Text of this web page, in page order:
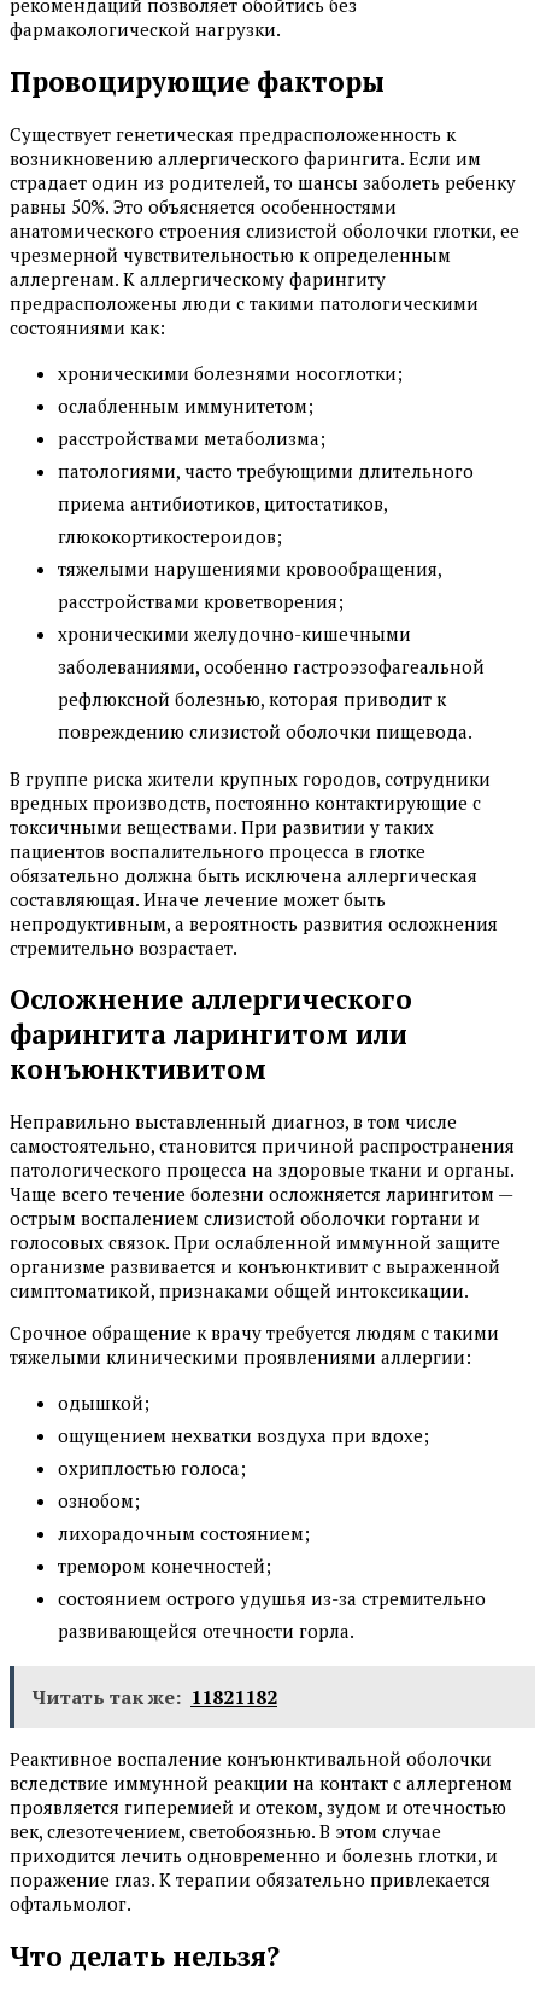
рекомендаций позволяет обойтись без
фармакологической нагрузки.
Провоцирующие факторы
Существует генетическая предрасположенность к
возникновению аллергического фарингита. Если им
страдает один из родителей, то шансы заболеть ребенку
равны 50%. Это объясняется особенностями
анатомического строения слизистой оболочки глотки, ее
чрезмерной чувствительностью к определенным
аллергенам. К аллергическому фарингиту
предрасположены люди с такими патологическими
состояниями как:
хроническими болезнями носоглотки;
ослабленным иммунитетом;
расстройствами метаболизма;
патологиями, часто требующими длительного
приема антибиотиков, цитостатиков,
глюкокортикостероидов;
тяжелыми нарушениями кровообращения,
расстройствами кроветворения;
хроническими желудочно-кишечными
заболеваниями, особенно гастроэзофагеальной
рефлюксной болезнью, которая приводит к
повреждению слизистой оболочки пищевода.
В группе риска жители крупных городов, сотрудники
вредных производств, постоянно контактирующие с
токсичными веществами. При развитии у таких
пациентов воспалительного процесса в глотке
обязательно должна быть исключена аллергическая
составляющая. Иначе лечение может быть
непродуктивным, а вероятность развития осложнения
стремительно возрастает.
Осложнение аллергического
фарингита ларингитом или
конъюнктивитом
Неправильно выставленный диагноз, в том числе
самостоятельно, становится причиной распространения
патологического процесса на здоровые ткани и органы.
Чаще всего течение болезни осложняется ларингитом —
острым воспалением слизистой оболочки гортани и
голосовых связок. При ослабленной иммунной защите
организме развивается и конъюнктивит с выраженной
симптоматикой, признаками общей интоксикации.
Срочное обращение к врачу требуется людям с такими
тяжелыми клиническими проявлениями аллергии:
одышкой;
ощущением нехватки воздуха при вдохе;
охриплостью голоса;
ознобом;
лихорадочным состоянием;
тремором конечностей;
состоянием острого удушья из-за стремительно
развивающейся отечности горла.
Читать так же: 11821182
Реактивное воспаление конъюнктивальной оболочки
вследствие иммунной реакции на контакт с аллергеном
проявляется гиперемией и отеком, зудом и отечностью
век, слезотечением, светобоязнью. В этом случае
приходится лечить одновременно и болезнь глотки, и
поражение глаз. К терапии обязательно привлекается
офтальмолог.
Что делать нельзя?